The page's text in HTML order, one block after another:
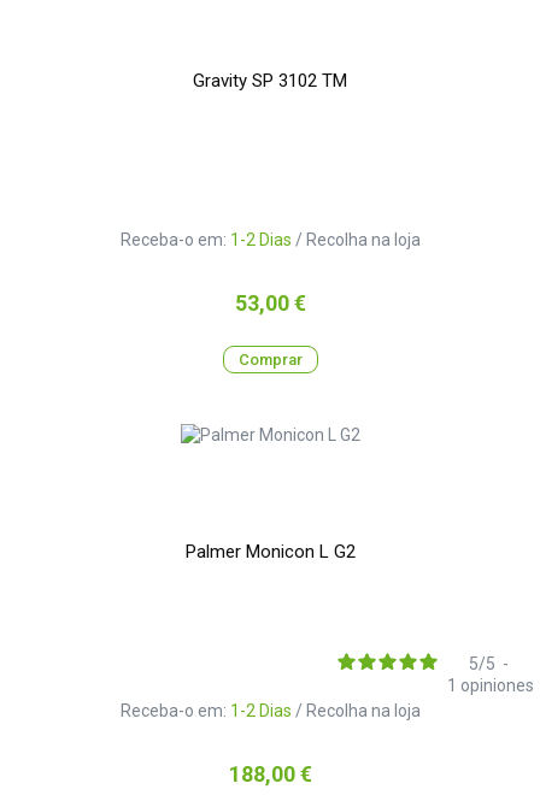
Gravity SP 3102 TM
Receba-o em: 1-2 Dias / Recolha na loja
Preço
53,00 €
Comprar
Palmer Monicon L G2
Receba-o em: 1-2 Dias / Recolha na loja
5/5 -
1 opiniones
Preço
188,00 €